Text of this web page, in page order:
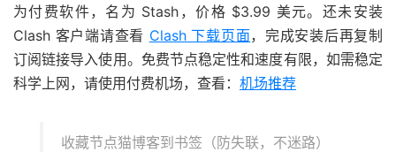
为付费软件，名为 Stash，价格 $3.99 美元。还未安装
Clash 客户端请查看 Clash 下载页面，完成安装后再复制
订阅链接导入使用。免费节点稳定性和速度有限，如需稳定
科学上网，请使用付费机场，查看： 机场推荐
收藏节点猫博客到书签（防失联，不迷路）